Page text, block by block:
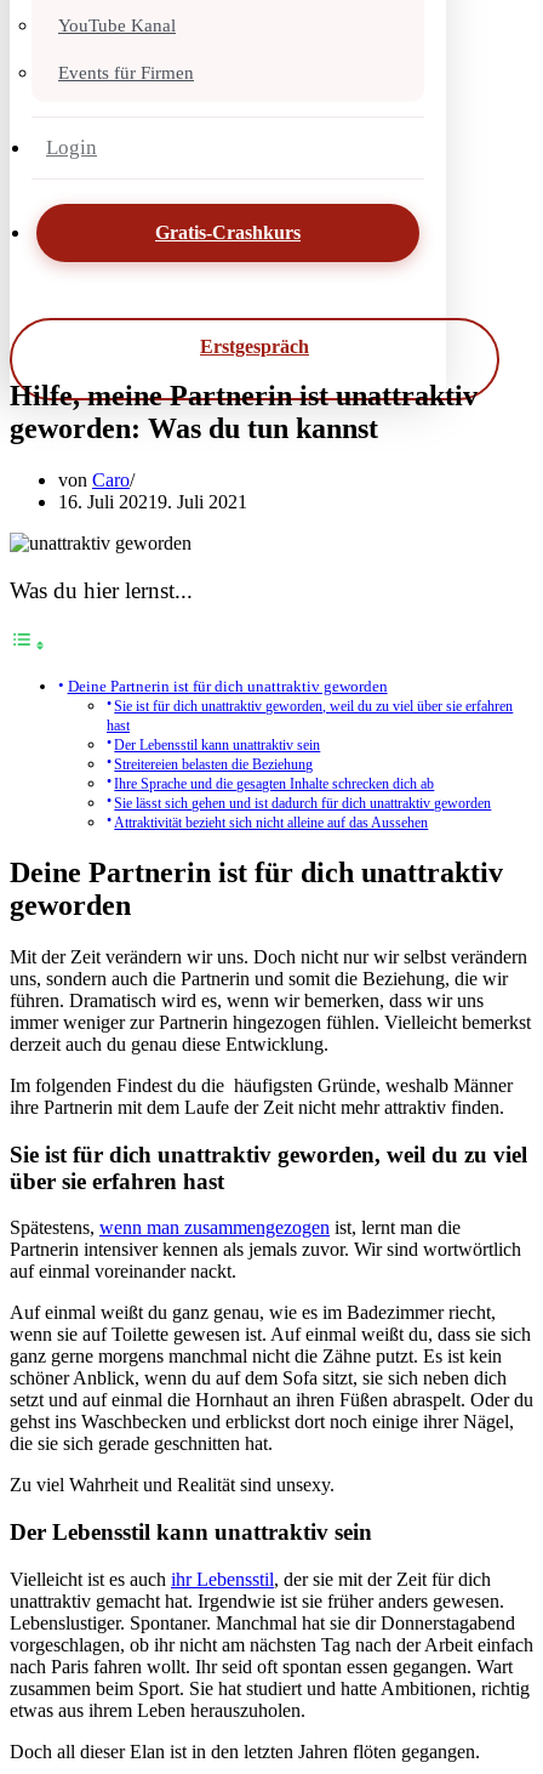
YouTube Kanal
Events für Firmen
Login
Gratis-Crashkurs
Erstgespräch
Hilfe, meine Partnerin ist unattraktiv
geworden: Was du tun kannst
von Caro
16. Juli 20219. Juli 2021
Was du hier lernst...
Deine Partnerin ist für dich unattraktiv geworden
Sie ist für dich unattraktiv geworden, weil du zu viel über sie erfahren
hast
Der Lebensstil kann unattraktiv sein
Streitereien belasten die Beziehung
Ihre Sprache und die gesagten Inhalte schrecken dich ab
Sie lässt sich gehen und ist dadurch für dich unattraktiv geworden
Attraktivität bezieht sich nicht alleine auf das Aussehen
Deine Partnerin ist für dich unattraktiv
geworden
Mit der Zeit verändern wir uns. Doch nicht nur wir selbst verändern
uns, sondern auch die Partnerin und somit die Beziehung, die wir
führen. Dramatisch wird es, wenn wir bemerken, dass wir uns
immer weniger zur Partnerin hingezogen fühlen. Vielleicht bemerkst
derzeit auch du genau diese Entwicklung.
Im folgenden Findest du die häufigsten Gründe, weshalb Männer
ihre Partnerin mit dem Laufe der Zeit nicht mehr attraktiv finden.
Sie ist für dich unattraktiv geworden, weil du zu viel
über sie erfahren hast
Spätestens, wenn man zusammengezogen ist, lernt man die
Partnerin intensiver kennen als jemals zuvor. Wir sind wortwörtlich
auf einmal voreinander nackt.
Auf einmal weißt du ganz genau, wie es im Badezimmer riecht,
wenn sie auf Toilette gewesen ist. Auf einmal weißt du, dass sie sich
ganz gerne morgens manchmal nicht die Zähne putzt. Es ist kein
schöner Anblick, wenn du auf dem Sofa sitzt, sie sich neben dich
setzt und auf einmal die Hornhaut an ihren Füßen abraspelt. Oder du
gehst ins Waschbecken und erblickst dort noch einige ihrer Nägel,
die sie sich gerade geschnitten hat.
Zu viel Wahrheit und Realität sind unsexy.
Der Lebensstil kann unattraktiv sein
Vielleicht ist es auch ihr Lebensstil, der sie mit der Zeit für dich
unattraktiv gemacht hat. Irgendwie ist sie früher anders gewesen.
Lebenslustiger. Spontaner. Manchmal hat sie dir Donnerstagabend
vorgeschlagen, ob ihr nicht am nächsten Tag nach der Arbeit einfach
nach Paris fahren wollt. Ihr seid oft spontan essen gegangen. Wart
zusammen beim Sport. Sie hat studiert und hatte Ambitionen, richtig
etwas aus ihrem Leben herauszuholen.
Doch all dieser Elan ist in den letzten Jahren flöten gegangen.